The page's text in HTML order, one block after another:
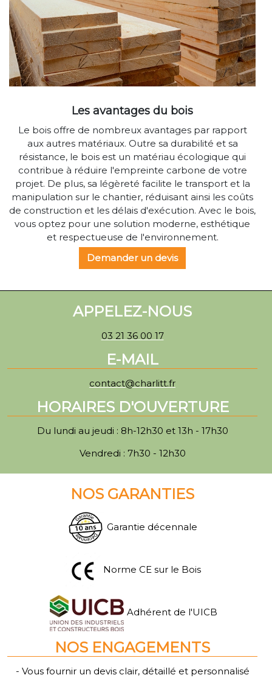
Les avantages du bois
Le bois offre de nombreux avantages par rapport
aux autres matériaux. Outre sa durabilité et sa
résistance, le bois est un matériau écologique qui
contribue à réduire l'empreinte carbone de votre
projet. De plus, sa légèreté facilite le transport et la
manipulation sur le chantier, réduisant ainsi les coûts
de construction et les délais d'exécution. Avec le bois,
vous optez pour une solution moderne, esthétique
et respectueuse de l'environnement.
Demander un devis
APPELEZ-NOUS
03 21 36 00 17
E-MAIL
contact@charlitt.fr
HORAIRES D'OUVERTURE
Du lundi au jeudi : 8h-12h30 et 13h - 17h30
Vendredi : 7h30 - 12h30
NOS GARANTIES
Garantie décennale
Norme CE sur le Bois
Adhérent de l'UICB
NOS ENGAGEMENTS
- Vous fournir un devis clair, détaillé et personnalisé